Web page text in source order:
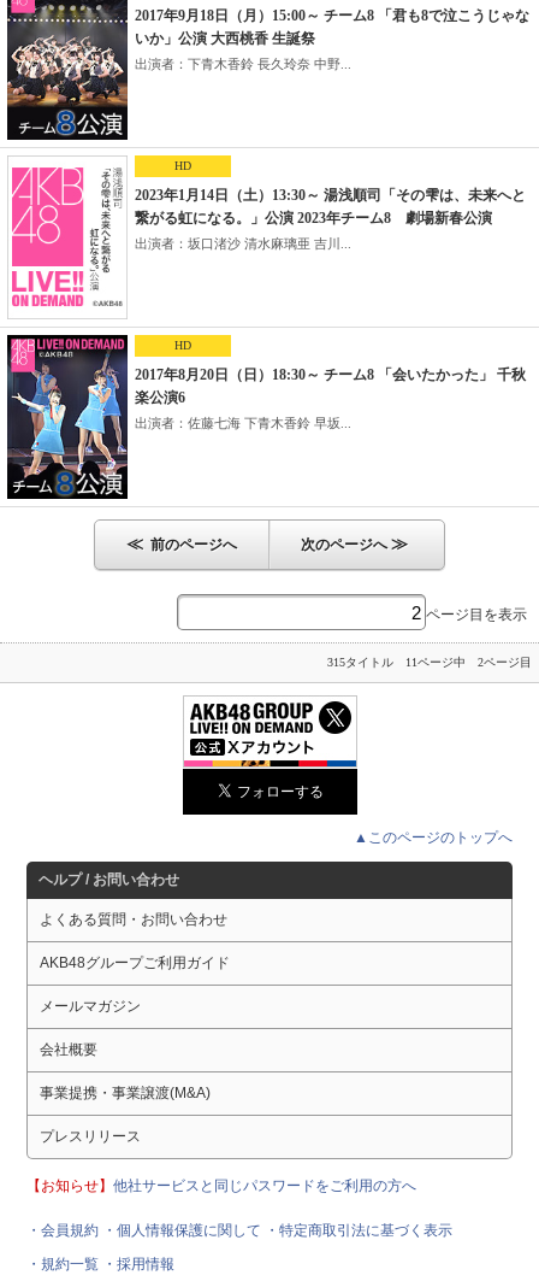
2017年9月18日（月）15:00～ チーム8 「君も8で泣こうじゃな
いか」公演 大西桃香 生誕祭
出演者：下青木香鈴 長久玲奈 中野...
HD
2023年1月14日（土）13:30～ 湯浅順司「その雫は、未来へと
繋がる虹になる。」公演 2023年チーム8 劇場新春公演
出演者：坂口渚沙 清水麻璃亜 吉川...
HD
2017年8月20日（日）18:30～ チーム8 「会いたかった」 千秋
楽公演6
出演者：佐藤七海 下青木香鈴 早坂...
≪ 前のページへ 次のページへ≫
ページ目を表示
315タイトル 11ページ中 2ページ目
▲このページのトップへ
ヘルプ / お問い合わせ
よくある質問・お問い合わせ
AKB48グループご利用ガイド
メールマガジン
会社概要
事業提携・事業譲渡(M&A)
プレスリリース
【お知らせ】他社サービスと同じパスワードをご利用の方へ
・会員規約 ・個人情報保護に関して
・特定商取引法に基づく表示
・規約一覧 ・採用情報